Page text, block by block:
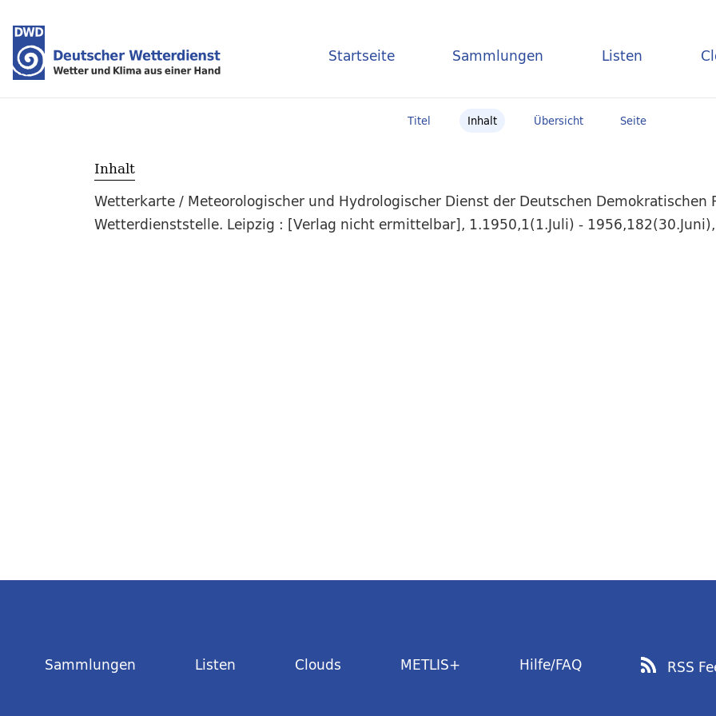
Startseite Sammlungen Listen
Titel Inhalt Übersicht Seite
Inhalt
Wetterkarte / Meteorologischer und Hydrologischer Dienst der Deutschen
Wetterdienststelle. Leipzig : [Verlag nicht ermittelbar], 1.1950,1(1.Juli) -
Sammlungen Listen Clouds METLIS+ Hilfe/FAQ RSS